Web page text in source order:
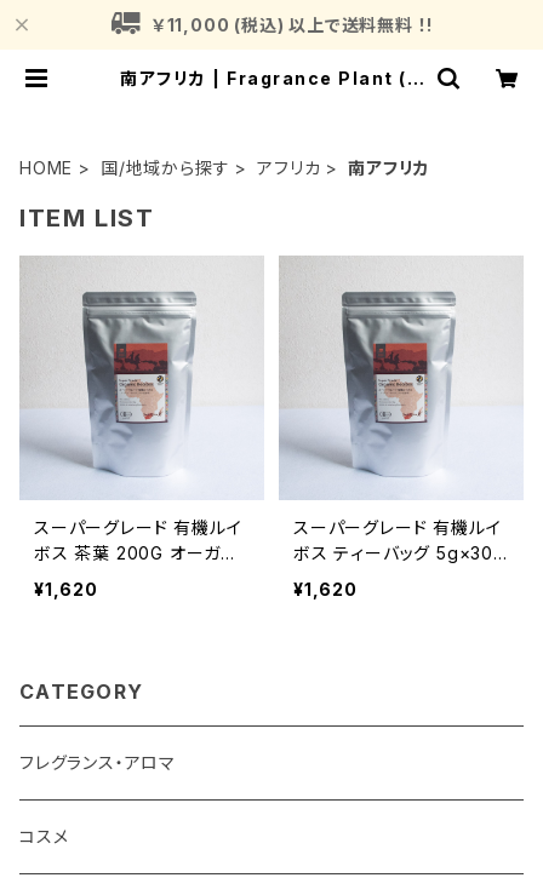
￥11,000 (税込) 以上で送料無料 ！!
南アフリカ | Fragrance Plant (フ
HOME 国/地域から探す アフリカ 南アフリカ
ITEM LIST
スーパーグレード 有機ルイ
ボス 茶葉 200G オーガニ
ックルイボスティー AFRIC
AN TABLE 有機JAS
¥1,620
スーパーグレード 有機ルイ
ボス ティーバッグ 5g×30
包入 有機JAS認証取得 オ
ーガニックルイボスティー
¥1,620
CATEGORY
フレグランス・アロマ
コスメ